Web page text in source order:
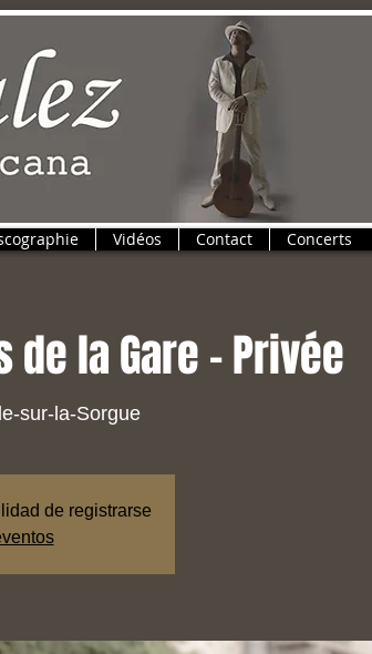
Vidéos Contact Concerts
la Gare - Privée
sur-la-Sorgue
de registrarse